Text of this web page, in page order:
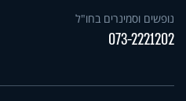
נופשים וסמינרים בחו"ל
073-2221202